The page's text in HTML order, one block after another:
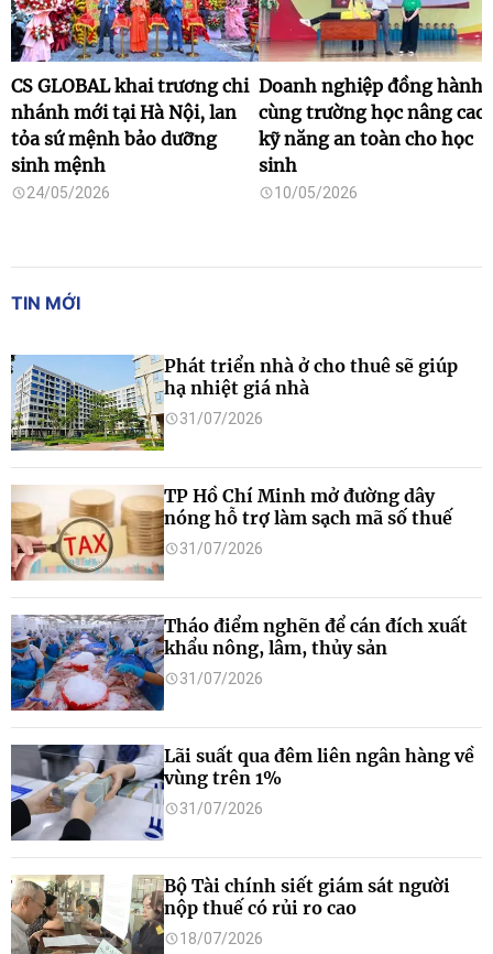
CS GLOBAL khai trương chi
nhánh mới tại Hà Nội, lan
tỏa sứ mệnh bảo dưỡng
sinh mệnh
24/05/2026
Doanh nghiệp đồng hành
cùng trường học nâng cao
kỹ năng an toàn cho học
sinh
10/05/2026
TIN MỚI
Phát triển nhà ở cho thuê sẽ giúp
hạ nhiệt giá nhà
31/07/2026
TP Hồ Chí Minh mở đường dây
nóng hỗ trợ làm sạch mã số thuế
31/07/2026
Tháo điểm nghẽn để cán đích xuất
khẩu nông, lâm, thủy sản
31/07/2026
Lãi suất qua đêm liên ngân hàng về
vùng trên 1%
31/07/2026
Bộ Tài chính siết giám sát người
nộp thuế có rủi ro cao
18/07/2026